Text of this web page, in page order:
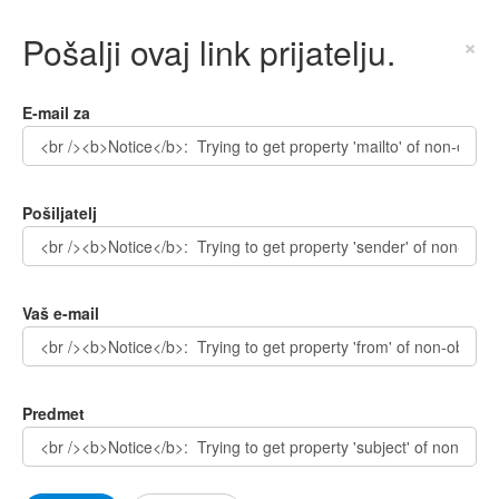
Pošalji ovaj link prijatelju. ×
E-mail za
Pošiljatelj
Vaš e-mail
Predmet